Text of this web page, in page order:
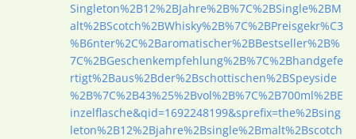
Singleton%2B12%2BJahre%2B%7C%2BSingle%2BM
alt%2BScotch%2BWhisky%2B%7C%2BPreisgekr%C3
%B6nter%2C%2Baromatischer%2BBestseller%2B%
7C%2BGeschenkempfehlung%2B%7C%2Bhandgefe
rtigt%2Baus%2Bder%2Bschottischen%2BSpeyside
%2B%7C%2B43%25%2Bvol%2B%7C%2B700ml%2BE
inzelflasche&qid=1692248199&sprefix=the%2Bsing
leton%2B12%2Bjahre%2Bsingle%2Bmalt%2Bscotch